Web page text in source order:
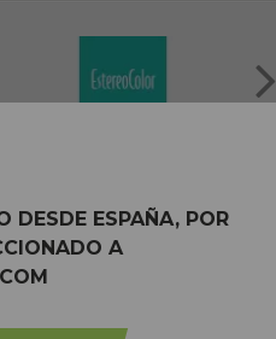
oferecendo uma vasta
DESDE ESPAÑA, POR
A